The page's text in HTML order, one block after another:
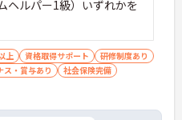
ヘルパー1級）いずれかを
上 資格取得サポート
研修制度あり
ス・賞与あり
社会保険完備